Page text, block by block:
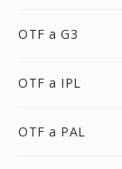
OTF a G3
OTF a IPL
OTF a PAL